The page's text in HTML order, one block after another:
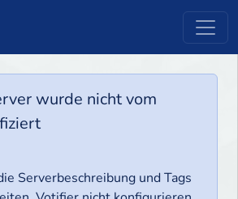
wurde nicht vom
Serverbeschreibung und Tags